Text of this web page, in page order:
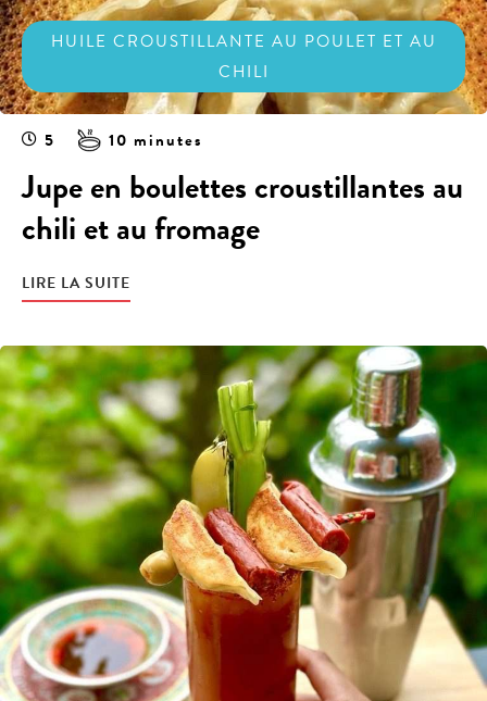
HUILE CROUSTILLANTE AU POULET ET AU
CHILI
5 10 minutes
Jupe en boulettes croustillantes au
chili et au fromage
LIRE LA SUITE